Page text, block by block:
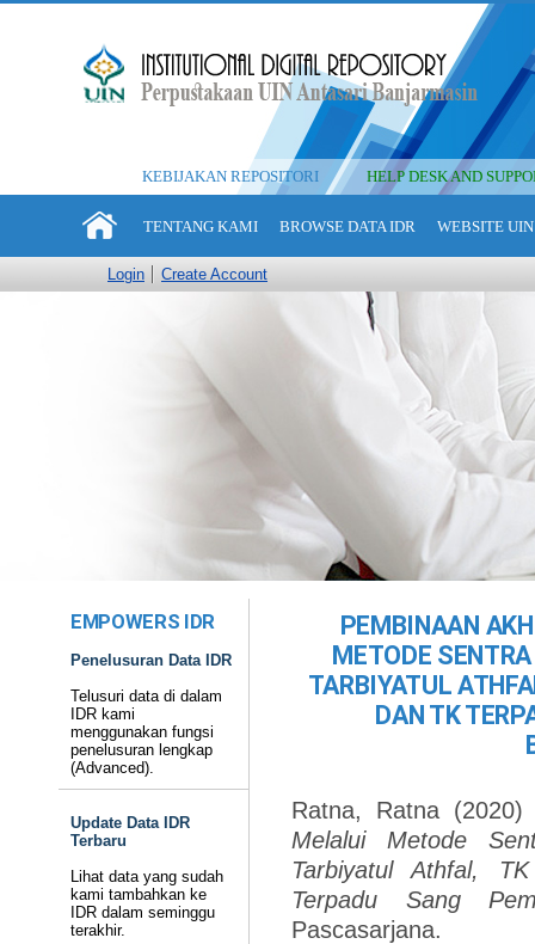
KEBIJAKAN REPOSITORI HELP DESK AND
TENTANG KAMI BROWSE DATA IDR WEBSITE
Login Create Account
EMPOWERS IDR
Penelusuran Data IDR
Telusuri data di dalam
IDR kami
menggunakan fungsi
penelusuran lengkap
(Advanced).
Update Data IDR
Terbaru
Lihat data yang sudah
kami tambahkan ke
IDR dalam seminggu
terakhir.
PEMBINAAN
METODE
TARBIYATUL
DAN TK
Ratna, Ratna
Melalui Metode
Tarbiyatul Athfal,
Terpadu Sang
Pascasarjana.